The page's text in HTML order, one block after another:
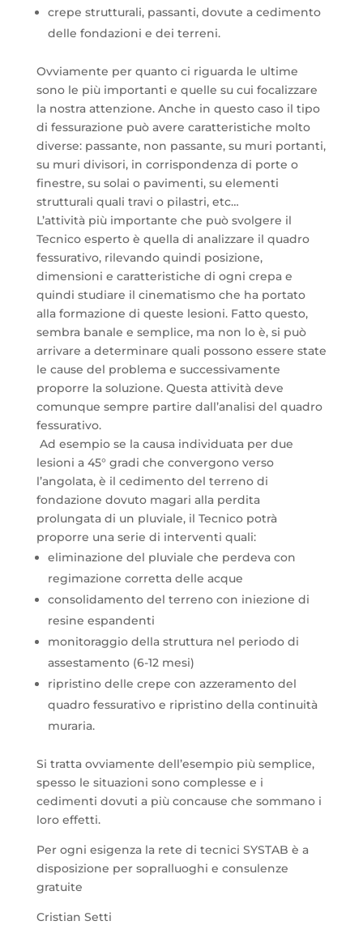
crepe strutturali, passanti, dovute a cedimento
delle fondazioni e dei terreni.
Ovviamente per quanto ci riguarda le ultime
sono le più importanti e quelle su cui focalizzare
la nostra attenzione. Anche in questo caso il tipo
di fessurazione può avere caratteristiche molto
diverse: passante, non passante, su muri portanti,
su muri divisori, in corrispondenza di porte o
finestre, su solai o pavimenti, su elementi
strutturali quali travi o pilastri, etc…
L’attività più importante che può svolgere il
Tecnico esperto è quella di analizzare il quadro
fessurativo, rilevando quindi posizione,
dimensioni e caratteristiche di ogni crepa e
quindi studiare il cinematismo che ha portato
alla formazione di queste lesioni. Fatto questo,
sembra banale e semplice, ma non lo è, si può
arrivare a determinare quali possono essere state
le cause del problema e successivamente
proporre la soluzione. Questa attività deve
comunque sempre partire dall’analisi del quadro
fessurativo.
Ad esempio se la causa individuata per due
lesioni a 45° gradi che convergono verso
l’angolata, è il cedimento del terreno di
fondazione dovuto magari alla perdita
prolungata di un pluviale, il Tecnico potrà
proporre una serie di interventi quali:
eliminazione del pluviale che perdeva con
regimazione corretta delle acque
consolidamento del terreno con iniezione di
resine espandenti
monitoraggio della struttura nel periodo di
assestamento (6-12 mesi)
ripristino delle crepe con azzeramento del
quadro fessurativo e ripristino della continuità
muraria.
Si tratta ovviamente dell’esempio più semplice,
spesso le situazioni sono complesse e i
cedimenti dovuti a più concause che sommano i
loro effetti.
Per ogni esigenza la rete di tecnici SYSTAB è a
disposizione per sopralluoghi e consulenze
gratuite
Cristian Setti